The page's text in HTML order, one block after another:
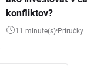
konfliktov?
11 minute(s) Príručky